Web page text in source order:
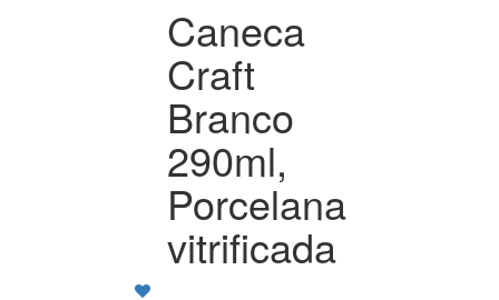
Caneca
Craft
Branco
290ml,
Porcelana
vitrificada